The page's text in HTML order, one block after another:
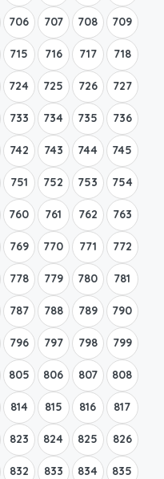
706 707 708 709
715 716 717 718
724 725 726 727
733 734 735 736
742 743 744 745
751 752 753 754
760 761 762 763
769 770 771 772
778 779 780 781
787 788 789 790
796 797 798 799
805 806 807 808
814 815 816 817
823 824 825 826
832 833 834 835